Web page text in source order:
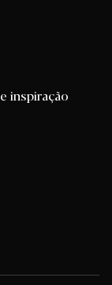
inspiração